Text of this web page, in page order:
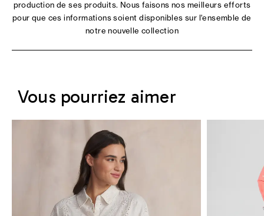
production de ses produits. Nous faisons nos meilleurs efforts
pour que ces informations soient disponibles sur l'ensemble de
notre nouvelle collection
Vous pourriez aimer